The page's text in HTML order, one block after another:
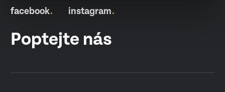
facebook instagram
Poptejte nás